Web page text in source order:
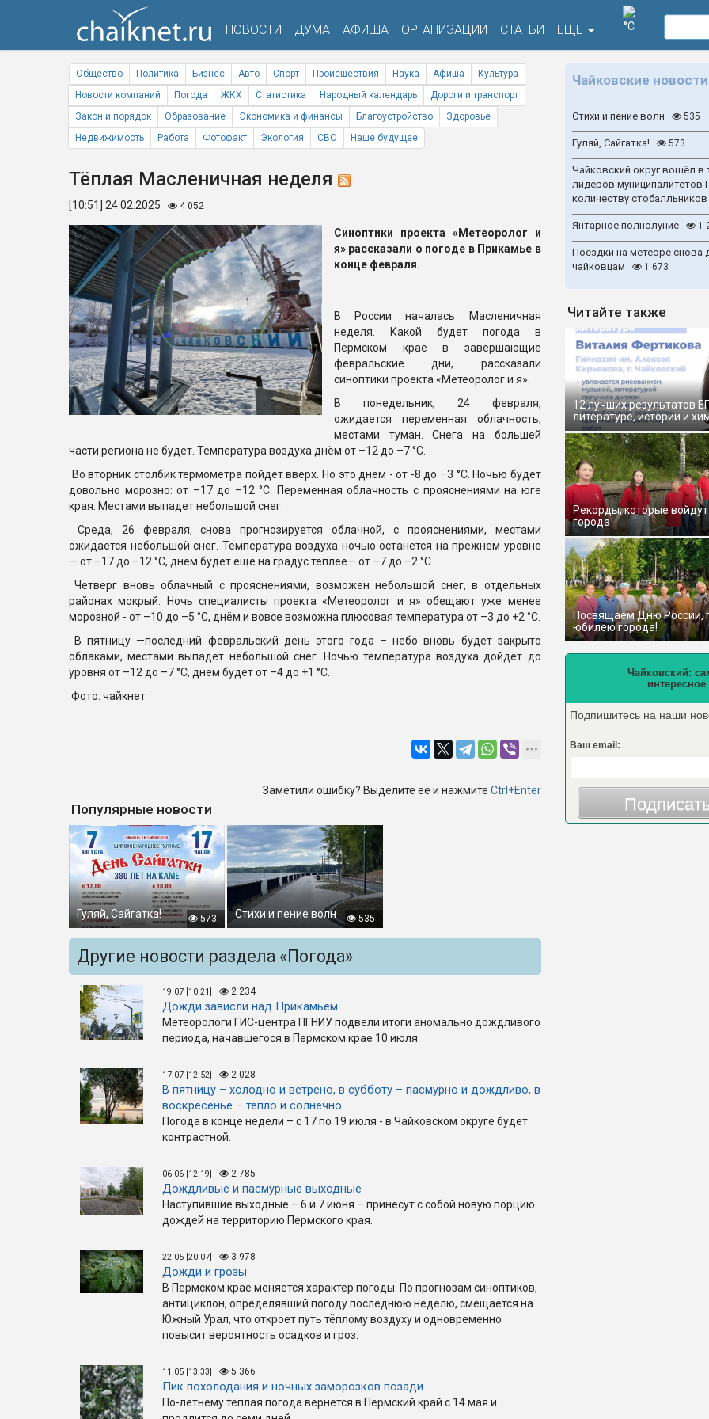
НОВОСТИ ДУМА АФИША ОРГАНИЗАЦИИ СТАТЬИ ЕЩЕ °C
Общество Политика Бизнес Авто Спорт Происшествия Наука Афиша
Культура
Новости компаний
Погода ЖКХ Статистика Народный календарь
Дороги и транспорт
Закон и порядок
Образование Экономика и финансы Благоустройство
Здоровье
Недвижимость
Работа Фотофакт Экология СВО Наше будущее
Тёплая Масленичная неделя
[10:51] 24.02.2025 4 052
Синоптики проекта «Метеоролог и
я» рассказали о погоде в Прикамье в
конце февраля.
В России началась Масленичная
неделя. Какой будет погода в
Пермском крае в завершающие
февральские дни, рассказали
синоптики проекта «Метеоролог и я».
В понедельник, 24 февраля,
ожидается переменная облачность,
местами туман. Снега на большей
части региона не будет. Температура воздуха днём от –12 до –7 °С.
Во вторник столбик термометра пойдёт вверх. Но это днём - от -8 до –3 °С. Ночью будет
довольно морозно: от –17 до –12 °С. Переменная облачность с прояснениями на юге
края. Местами выпадет небольшой снег.
Среда, 26 февраля, снова прогнозируется облачной, с прояснениями, местами
ожидается небольшой снег. Температура воздуха ночью останется на прежнем уровне
— от –17 до –12 °С, днём будет ещё на градус теплее— от –7 до –2 °С.
Четверг вновь облачный с прояснениями, возможен небольшой снег, в отдельных
районах мокрый. Ночь специалисты проекта «Метеоролог и я» обещают уже менее
морозной - от –10 до –5 °С, днём и вовсе возможна плюсовая температура от –3 до +2 °С.
В пятницу —последний февральский день этого года – небо вновь будет закрыто
облаками, местами выпадет небольшой снег. Ночью температура воздуха дойдёт до
уровня от –12 до –7 °С, днём будет от –4 до +1 °С.
Фото: чайкнет
Заметили ошибку? Выделите её и нажмите Ctrl+Enter
Популярные новости
Гуляй, Сайгатка! 573 Стихи и пение волн 535
Другие новости раздела «Погода»
19.07 [10:21] 2 234
Дожди зависли над Прикамьем
Метеорологи ГИС-центра ПГНИУ подвели итоги аномально дождливого
периода, начавшегося в Пермском крае 10 июля.
17.07 [12:52] 2 028
В пятницу – холодно и ветрено, в субботу – пасмурно и дождливо, в
воскресенье – тепло и солнечно
Погода в конце недели – с 17 по 19 июля - в Чайковском округе будет
контрастной.
06.06 [12:19] 2 785
Дождливые и пасмурные выходные
Наступившие выходные – 6 и 7 июня – принесут с собой новую порцию
дождей на территорию Пермского края.
22.05 [20:07] 3 978
Дожди и грозы
В Пермском крае меняется характер погоды. По прогнозам синоптиков,
антициклон, определявший погоду последнюю неделю, смещается на
Южный Урал, что откроет путь тёплому воздуху и одновременно
повысит вероятность осадков и гроз.
11.05 [13:33] 5 366
Пик похолодания и ночных заморозков позади
По-летнему тёплая погода вернётся в Пермский край с 14 мая и
Чайковские новости
Стихи и пение волн 535
Гуляй, Сайгатка! 573
Чайковский округ вошёл в
лидеров муниципалитетов
количеству
Янтарное полнолуние 1
Поездки на метеоре снова
чайковцам
1 673
Читайте также
12 лучших результатов
литературе, истории и
Рекорды, которые
города
Посвящаем Дню России,
юбилею города!
Чайковский:
интересное
Подпишитесь на наши
Ваш email: